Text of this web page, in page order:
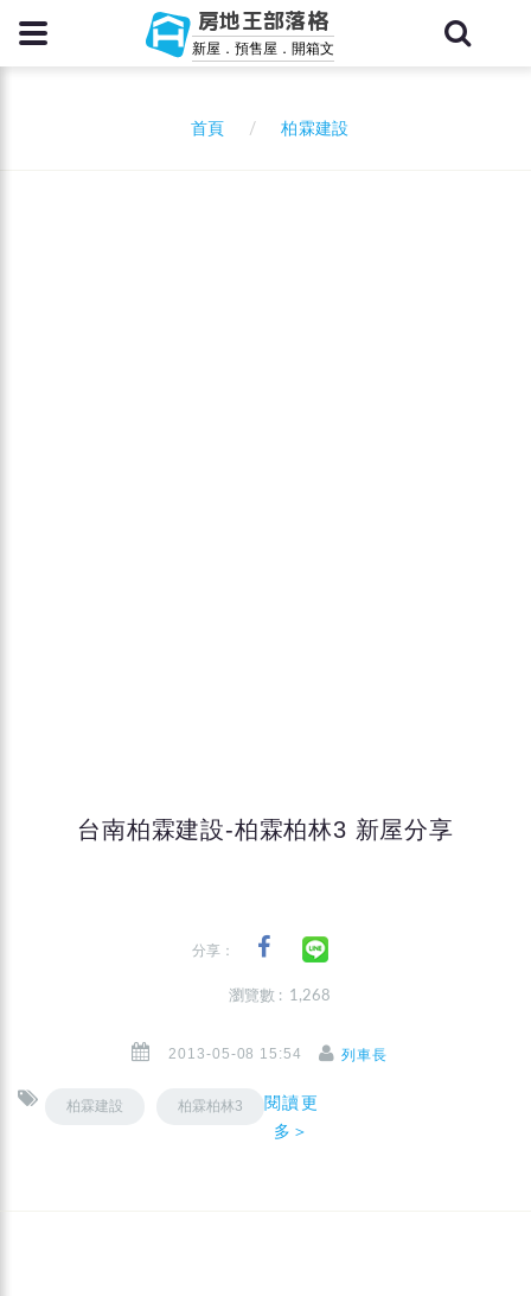
房地王部落格
新屋．預售屋．開箱文
首頁 柏霖建設
台南柏霖建設-柏霖柏林3 新屋分享
分享：
瀏覽數 : 1,268
2013-05-08 15:54 列車長
柏霖建設 柏霖柏林3
閱讀更
多＞